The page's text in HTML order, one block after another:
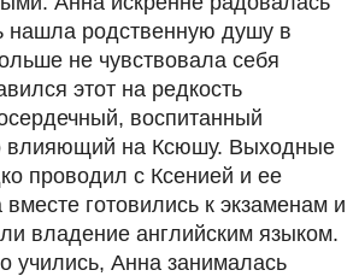
нашла родственную душу в
не чувствовала себя
этот на редкость
воспитанный
влияющий на Ксюшу. Выходные
проводил с Ксенией и ее
готовились к экзаменам и
владение английским языком.
учились, Анна занималась